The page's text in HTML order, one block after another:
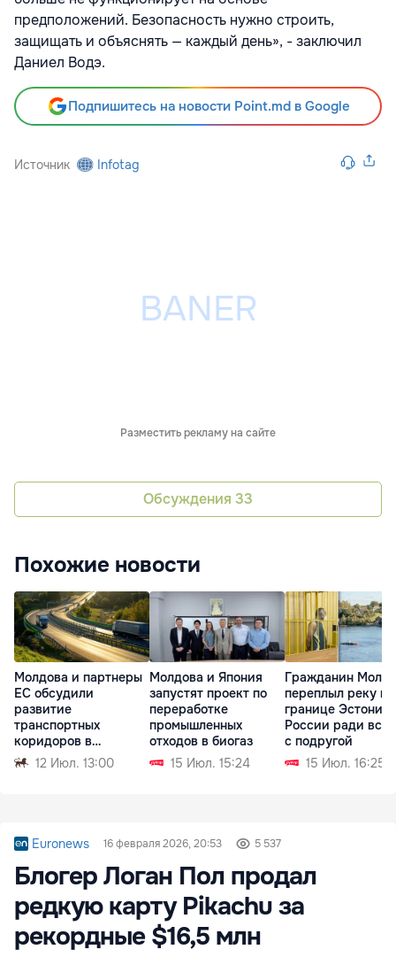
предположений. Безопасность нужно строить,
защищать и объяснять — каждый день», - заключил
Даниел Водэ.
Подпишитесь на новости Point.md в Google
Источник Infotag
Разместить рекламу на сайте
Обсуждения 33
Похожие новости
Молдова и партнеры
ЕС обсудили
развитие
транспортных
коридоров в
Дунайском регионе
12 Июл. 13:00
Молдова и Япония
запустят проект по
переработке
промышленных
отходов в биогаз
15 Июл. 15:24
Гражданин
переплыл реку на
границе Эстонии
России ради
с подругой
15 Июл. 16:25
Euronews 16 февраля 2026, 20:53 5 537
Блогер Логан Пол продал
редкую карту Pikachu за
рекордные $16,5 млн